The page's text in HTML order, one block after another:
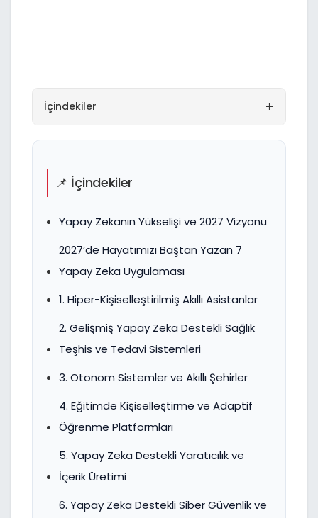
İçindekiler +
📌 İçindekiler
Yapay Zekanın Yükselişi ve 2027 Vizyonu
2027’de Hayatımızı Baştan Yazan 7
Yapay Zeka Uygulaması
1. Hiper-Kişiselleştirilmiş Akıllı Asistanlar
2. Gelişmiş Yapay Zeka Destekli Sağlık
Teşhis ve Tedavi Sistemleri
3. Otonom Sistemler ve Akıllı Şehirler
4. Eğitimde Kişiselleştirme ve Adaptif
Öğrenme Platformları
5. Yapay Zeka Destekli Yaratıcılık ve
İçerik Üretimi
6. Yapay Zeka Destekli Siber Güvenlik ve